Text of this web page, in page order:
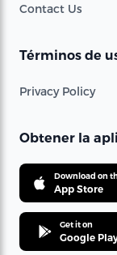
Contact Us
Términos de
Privacy Policy
Obtener la
Download on
App Store
Get it on
Google